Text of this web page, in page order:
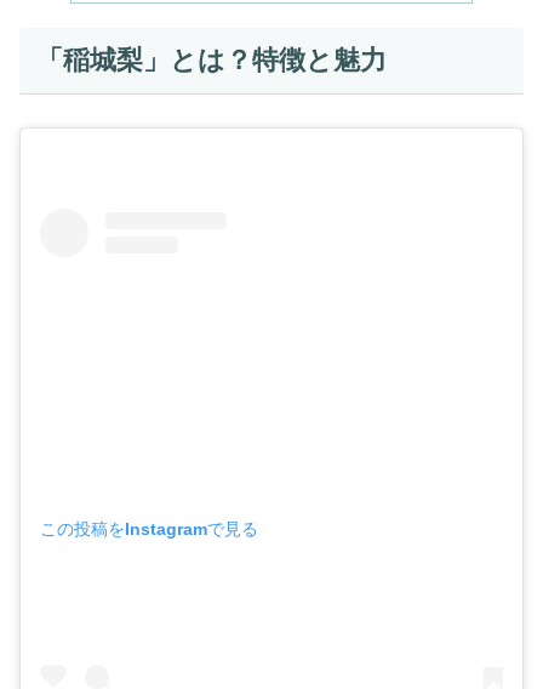
「稲城梨」とは？特徴と魅力
この投稿をInstagramで見る